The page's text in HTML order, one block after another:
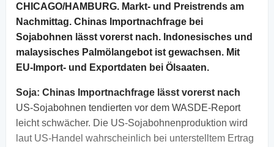
CHICAGO/HAMBURG. Markt- und Preistrends am
Nachmittag. Chinas Importnachfrage bei
Sojabohnen lässt vorerst nach. Indonesisches und
malaysisches Palmölangebot ist gewachsen. Mit
EU-Import- und Exportdaten bei Ölsaaten.
Soja: Chinas Importnachfrage lässt vorerst nach
US-Sojabohnen tendierten vor dem WASDE-Report
leicht schwächer. Die US-Sojabohnenproduktion wird
laut US-Handel wahrscheinlich bei unterstelltem Ertrag